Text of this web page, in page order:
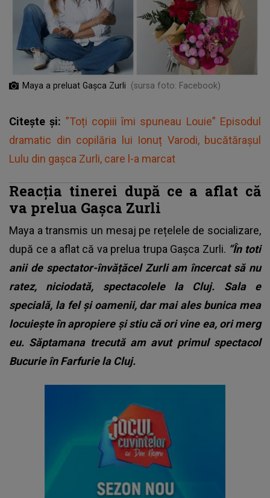
Maya a preluat Gașca Zurli (sursa foto: Facebook)
Citește și: ”Toți copiii îmi spuneau Louie” Episodul
dramatic din copilăria lui Ionuț Varodi, bucătărașul
Lulu din gașca Zurli, care l-a marcat
Reacția tinerei după ce a aflat că
va prelua Gașca Zurli
Maya a transmis un mesaj pe rețelele de socializare,
după ce a aflat că va prelua trupa Gașca Zurli. ”În toti
anii de spectator-învățăcel Zurli am încercat să nu
ratez, niciodată, spectacolele la Cluj. Sala e
specială, la fel și oamenii, dar mai ales bunica mea
locuiește în apropiere și stiu că ori vine ea, ori merg
eu. Săptamana trecută am avut primul spectacol
Bucurie în Farfurie la Cluj.